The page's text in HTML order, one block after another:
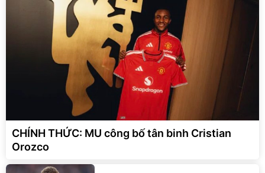
CHÍNH THỨC: MU công bố tân binh Cristian
Orozco